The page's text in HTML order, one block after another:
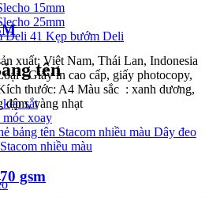
15mm
25mm
Kẹp bướm Deli
tên
sắt
móc xoay
Dây đeo
nhiều màu
xuất: Việt Nam, Thái Lan, Indonesia
: Giấy in cao cấp, giấy photocopy,
thước: A4 Màu sắc : xanh dương,
đậm, vàng nhạt
gsm